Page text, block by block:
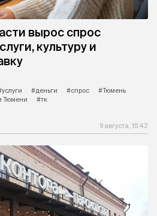
вырос спрос
культуру и
#деньги #спрос
#Тюмень
Тюмени #тк
9 августа, 15:42